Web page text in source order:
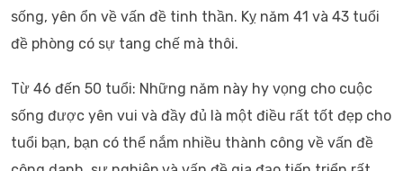
sống, yên ổn về vấn đề tinh thần. Kỵ năm 41 và 43 tuổi
đề phòng có sự tang chế mà thôi.
Từ 46 đến 50 tuổi: Những năm này hy vọng cho cuộc
sống được yên vui và đầy đủ là một điều rất tốt đẹp cho
tuổi bạn, bạn có thể nắm nhiều thành công về vấn đề